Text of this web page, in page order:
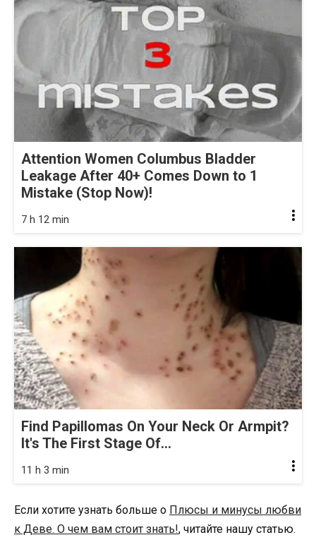
Attention Women Columbus Bladder
Leakage After 40+ Comes Down to 1
Mistake (Stop Now)!
7 h 12 min
Find Papillomas On Your Neck Or Armpit?
It's The First Stage Of...
11 h 3 min
Если хотите узнать больше о Плюсы и минусы любви
к Деве. О чем вам стоит знать!, читайте нашу статью.